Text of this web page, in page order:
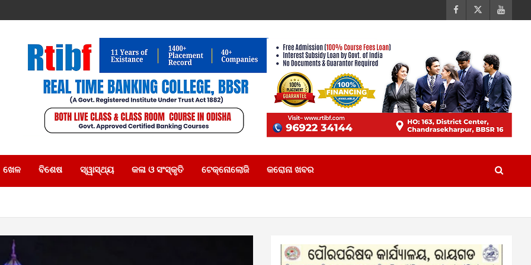
ଖେଳ ବିଶେଷ ସ୍ୱାସ୍ଥ୍ୟ କଳା ଓ ସଂସ୍କୃତି ଟେକ୍ନୋଲୋଜି କରୋନା ଖବର